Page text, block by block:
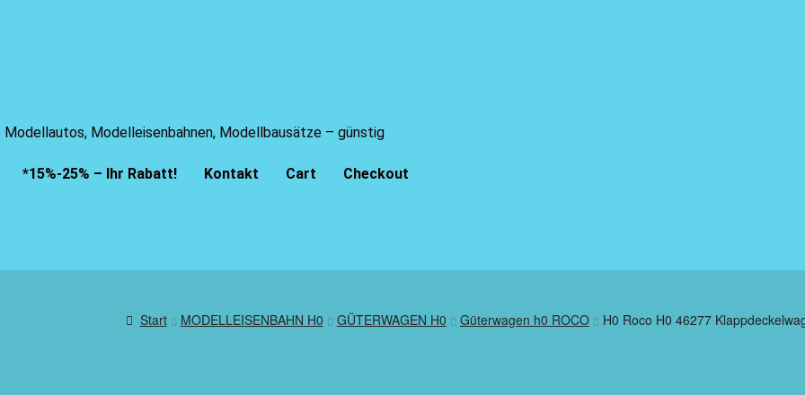
Modellautos, Modelleisenbahnen, Modellbausätze – günstig
*15%-25% – Ihr Rabatt! Kontakt Cart Checkout
Start MODELLEISENBAHN H0 GÜTERWAGEN H0 Güterwagen h0 ROCO H0 Roco H0 46277